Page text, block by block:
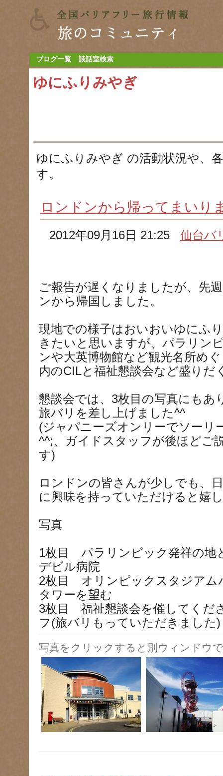
ブログ一覧 談話室検索
ゆにふりみやぎ
ゆにふりみやぎ の活動状況や、
す。
ロンドンから帰ってまいり
2012年09月16日 21:25仙台バ
ご報告が遅くなりましたが、先
ンから帰国しました。
現地での様子はおいおいゆにふ
きたいと思いますが、パラリン
ンや大英博物館など観光名所め
内のCILと福祉懇談会など盛りだ
懇談会では、3枚目の写真にもあ
旅バリを差し上げました^^
(ジャパニーズオンリーでソーリ
^^;、ガイドスタッフが後ほどご
す)
ロンドンの皆さんが少しでも、
に興味を持っていただけると嬉
写真
1枚目 パラリンピック発祥の地
デビル病院
2枚目 オリンピックスタジアム
タワーを望む
3枚目 福祉懇談会を催してくだ
フ(旅バリもっていただきました)
写真をクリックすると別ウィンドウ